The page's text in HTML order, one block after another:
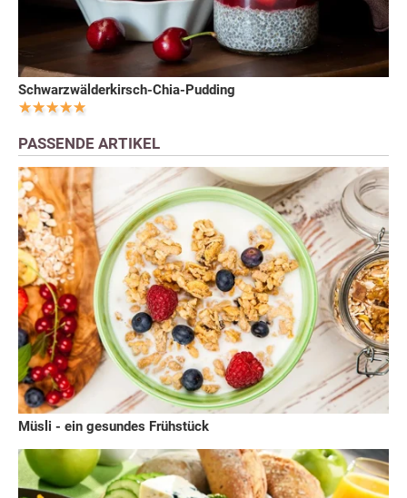
Schwarzwälderkirsch-Chia-Pudding
PASSENDE ARTIKEL
Müsli - ein gesundes Frühstück